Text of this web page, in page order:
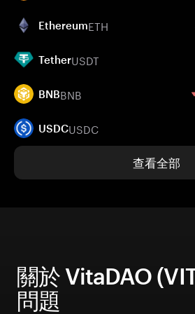
EthereumETH
TetherUSDT
BNBBNB
USDCUSDC
查看全部
關於 VitaDAO
問題